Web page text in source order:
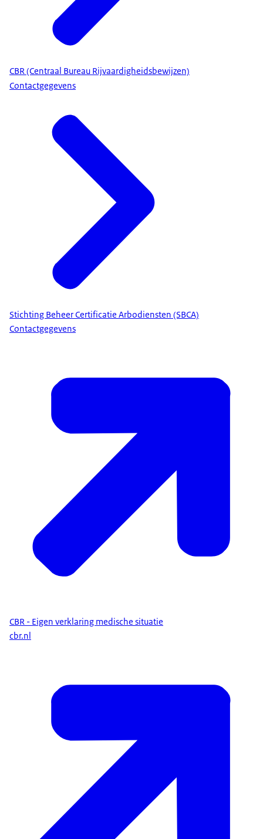
CBR (Centraal Bureau Rijvaardigheidsbewijzen)
Contactgegevens
Stichting Beheer Certificatie Arbodiensten (SBCA)
Contactgegevens
CBR - Eigen verklaring medische situatie
cbr.nl